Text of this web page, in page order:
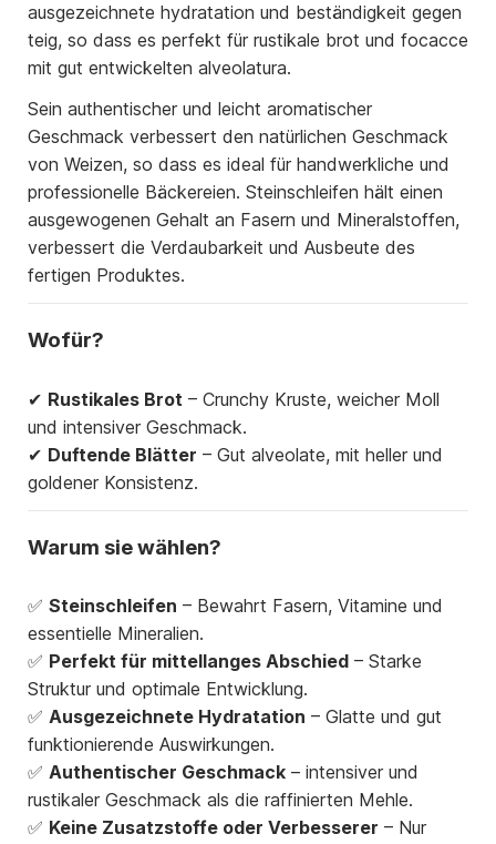
ausgezeichnete hydratation und beständigkeit gegen
teig, so dass es perfekt für rustikale brot und focacce
mit gut entwickelten alveolatura.
Sein authentischer und leicht aromatischer
Geschmack verbessert den natürlichen Geschmack
von Weizen, so dass es ideal für handwerkliche und
professionelle Bäckereien. Steinschleifen hält einen
ausgewogenen Gehalt an Fasern und Mineralstoffen,
verbessert die Verdaubarkeit und Ausbeute des
fertigen Produktes.
Wofür?
✔ Rustikales Brot – Crunchy Kruste, weicher Moll
und intensiver Geschmack.
✔ Duftende Blätter – Gut alveolate, mit heller und
goldener Konsistenz.
Warum sie wählen?
✅ Steinschleifen – Bewahrt Fasern, Vitamine und
essentielle Mineralien.
✅ Perfekt für mittellanges Abschied – Starke
Struktur und optimale Entwicklung.
✅ Ausgezeichnete Hydratation – Glatte und gut
funktionierende Auswirkungen.
✅ Authentischer Geschmack – intensiver und
rustikaler Geschmack als die raffinierten Mehle.
✅ Keine Zusatzstoffe oder Verbesserer – Nur